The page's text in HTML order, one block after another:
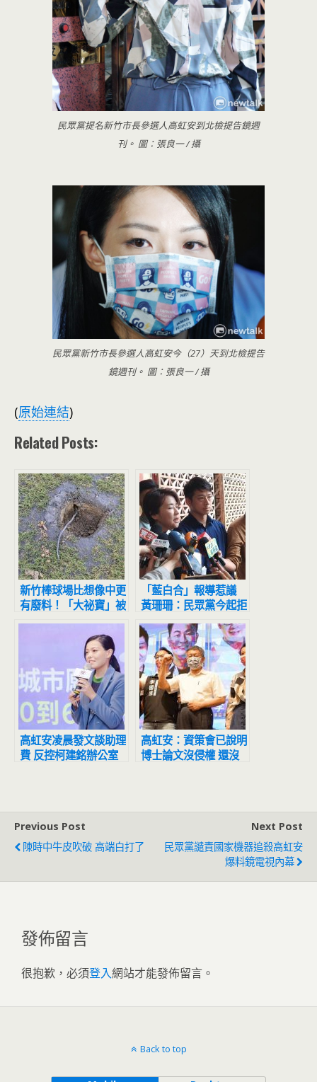
民眾黨提名新竹市長參選人高虹安到北檢提告鏡週
刊。 圖：張良一 / 攝
民眾黨新竹市長參選人高虹安今（27）天到北檢提告
鏡週刊。 圖：張良一 / 攝
(原始連結)
Related Posts:
新竹棒球場比想像中更
有廢料！「大祕寶」被
滅證？偷拔廢棄電線原
「藍白合」報導惹議
黃珊珊：民眾黨今起拒
上三立節目
高虹安凌晨發文談助理
費 反控柯建銘辦公室
高虹安：資策會已說明
博士論文沒侵權 還沒
Previous Post
陳時中牛皮吹破 高端白打了
Next Post
民眾黨譴責國家機器追殺高虹安
爆料鏡電視內幕
發佈留言
很抱歉，必須登入網站才能發佈留言。
Back to top